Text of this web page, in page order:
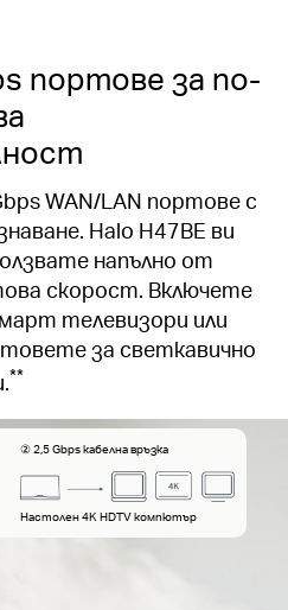
портове за по-
WAN/LAN портове с
Halo H47BE ви
напълно от
скорост. Включете
телевизори или
за светкавично
**
② 2,5 Gbps кабелна връзка
Настолен 4K HDTV компютър